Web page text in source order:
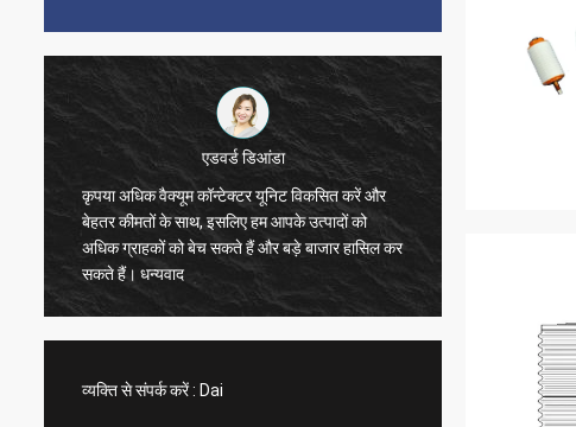
एडवर्ड डिआंडा
कृपया अधिक वैक्यूम कॉन्टेक्टर यूनिट विकसित करें और
बेहतर कीमतों के साथ, इसलिए हम आपके उत्पादों को
अधिक ग्राहकों को बेच सकते हैं और बड़े बाजार हासिल कर
सकते हैं। धन्यवाद
उन पर भरोसा
व्यक्ति से संपर्क करें : Dai